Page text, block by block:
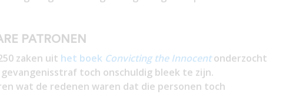
PATRONEN
zaken uit het boek Convicting the Innocent onderzocht
gevangenisstraf toch onschuldig bleek te zijn.
wat de redenen waren dat die personen toch